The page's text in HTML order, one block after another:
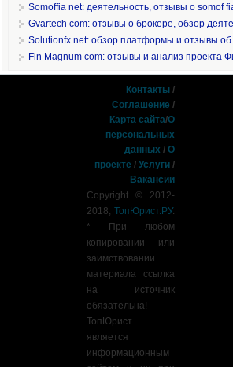
Somoffia net: деятельность, отзывы о somof
Gvartech com: отзывы о брокере, обзор
Solutionfx net: обзор платформы и отзывы
Fin Magnum com: отзывы и анализ проекта
Контакты /
Соглашение /
Карта сайта/О
персональных
данных /О
проекте /Услуги /
Вакансии
Copyright © 2012-
2018,ТопЮрист.РУ.
* При любом
копировании или
заимствовании
материала ссылка
на источник
обязательна!
ТопЮрист
является
информационным